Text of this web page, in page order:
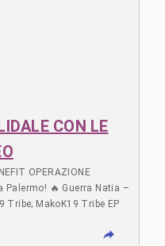
CON LE
OPERAZIONE
Palermo! 🔥 Guerra Natia –
Tribe; MakoK19 Tribe EP